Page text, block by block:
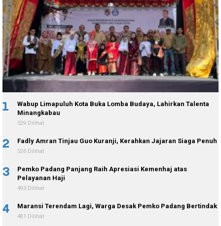
1
Wabup Limapuluh Kota Buka Lomba Budaya, Lahirkan Talenta
Minangkabau
529 Dilihat
2 Fadly Amran Tinjau Guo Kuranji, Kerahkan Jajaran Siaga Penuh
526 Dilihat
3
Pemko Padang Panjang Raih Apresiasi Kemenhaj atas
Pelayanan Haji
493 Dilihat
4 Maransi Terendam Lagi, Warga Desak Pemko Padang Bertindak
481 Dilihat